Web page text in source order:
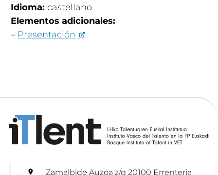
Idioma: castellano
Elementos adicionales:
– Presentación
Zamalbide Auzoa z/g 20100 Errenteria